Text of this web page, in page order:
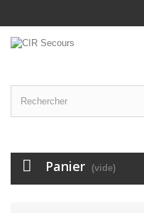
Panier (vide)